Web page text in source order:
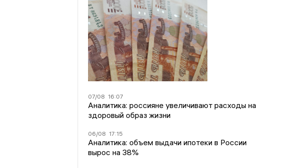
07/08 16:07
Аналитика: россияне увеличивают расходы на
здоровый образ жизни
06/08 17:15
Аналитика: объем выдачи ипотеки в России
вырос на 38%